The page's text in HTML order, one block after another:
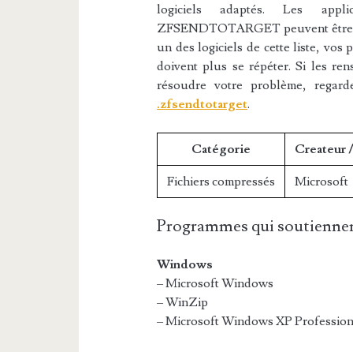
logiciels adaptés. Les
ZFSENDTOTARGET peuvent
un des logiciels de cette liste, vos
doivent plus se répéter. Si les
résoudre votre problème,
.zfsendtotarget.
Catégorie Createur
Fichiers compressés Microsoft
Programmes qui
Windows
– Microsoft Windows
– WinZip
– Microsoft Windows XP